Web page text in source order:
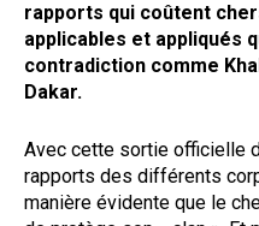
rapports qui coûtent
applicables et appliqués
contradiction comme
Dakar.
Avec cette sortie officielle
rapports des différents
manière évidente que le